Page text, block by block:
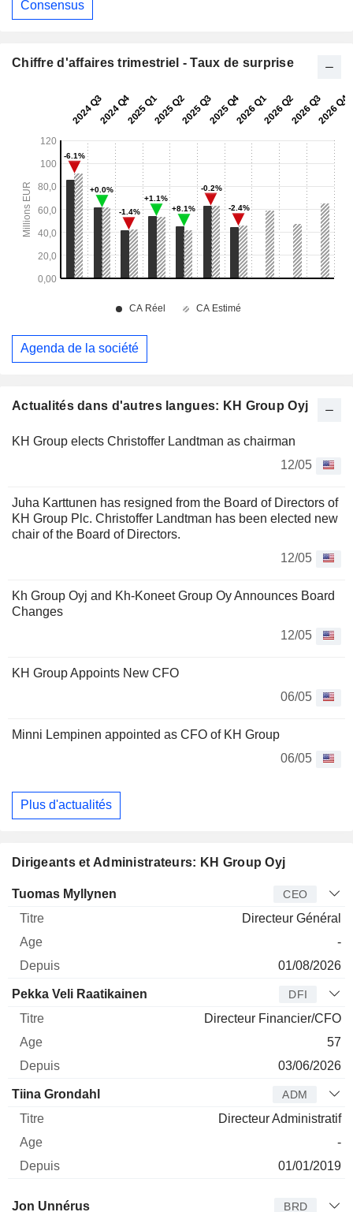
Actualités dans d'autres langues: KH Group Oyj
KH Group elects Christoffer Landtman as chairman
12/05
Juha Karttunen has resigned from the Board of Directors of
KH Group Plc. Christoffer Landtman has been elected new
chair of the Board of Directors.
12/05
Kh Group Oyj and Kh-Koneet Group Oy Announces Board
Changes
12/05
KH Group Appoints New CFO
06/05
Minni Lempinen appointed as CFO of KH Group
06/05
Plus d'actualités
Dirigeants et Administrateurs: KH Group Oyj
Dirigeant Titre Age
Tuomas Myllynen CEO
Directeur Général
-
01/08/2026
Pekka Veli Raatikainen DFI
Directeur Financier/CFO
57
03/06/2026
Tiina Grondahl ADM
Directeur Administratif
-
01/01/2019
Administrateur
Jon Unnérus BRD
Consensus
Chiffre d'affaires trimestriel - Taux de surprise
Agenda de la société